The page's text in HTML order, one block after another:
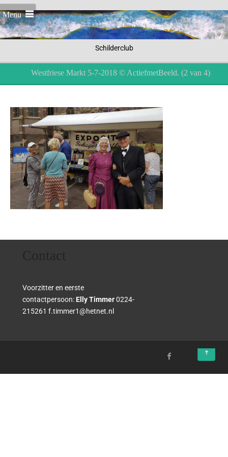
Menu
Schilderclub
Westfriese Markt 5-7-2018 © ActiefmetBeeld. (2 van 4)
Voorzitter en eerste
contactpersoon: Elly Timmer0224-
215261 f.timmer1@hetnet.nl
↑